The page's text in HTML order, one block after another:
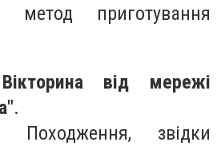
метод приготування
Вікторина від мережі
.
Походження, звідки